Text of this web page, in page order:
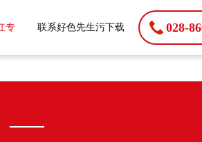
专 联系好色先生污下载 028-